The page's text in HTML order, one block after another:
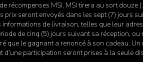
récompenses MSI. MSI tirera au sort
seront envoyés dans les sept (7) jours
de livraison, telles que leur
de cinq (5) jours suivant sa réception,
que le gagnant a renoncé à son cadeau.
participation seront prises à la seule